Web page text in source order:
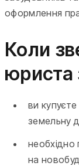
оформлення
Коли
юриста
ви
земельну
необхідно
на